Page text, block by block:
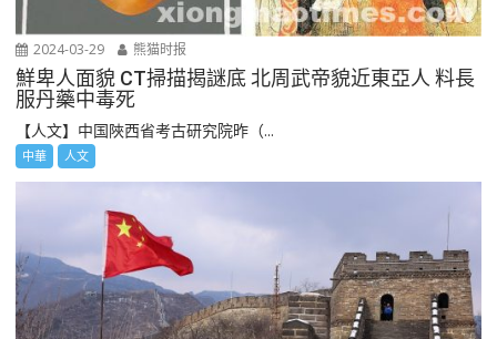
2024-03-29 熊猫时报
鮮卑人面貌 CT掃描揭謎底 北周武帝貌近東亞人 料長
服丹藥中毒死
【人文】中国陜西省考古研究院昨（...
中華 人文